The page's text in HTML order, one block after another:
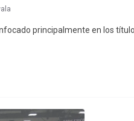
principalmente en los